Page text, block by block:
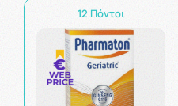
12 Πόντοι